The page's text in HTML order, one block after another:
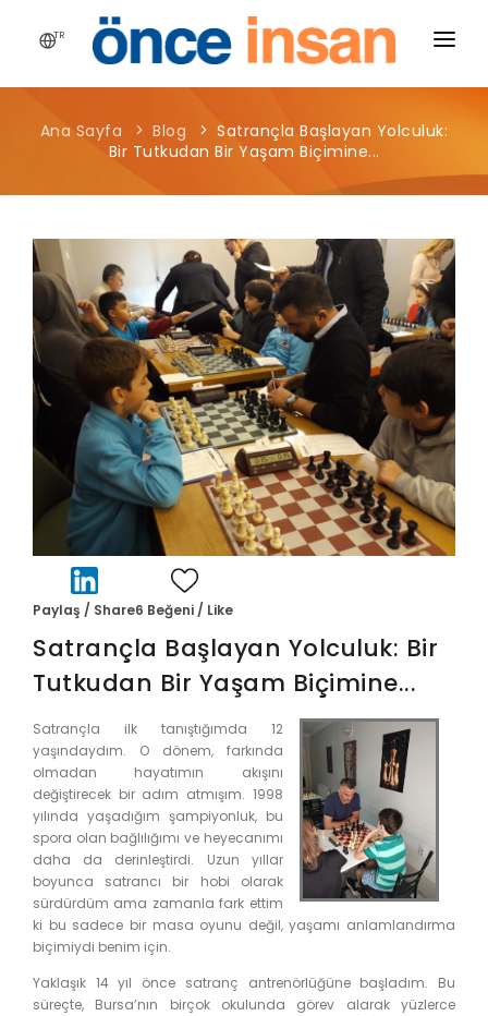
TR
HIKAYEMIZ
YAYINLARIMIZ
PROJELERIMIZ
HABERLER
BLOG
MEDYA
İLETIŞIM
Ana Sayfa Blog
Satrançla Başlayan Yolculuk:
Bir Tutkudan Bir Yaşam Biçimine...
Paylaş / Share6 Beğeni / Like
Satrançla Başlayan Yolculuk: Bir
Tutkudan Bir Yaşam Biçimine...
Satrançla ilk tanıştığımda 12
yaşındaydım. O dönem, farkında
olmadan hayatımın akışını
değiştirecek bir adım atmışım. 1998
yılında yaşadığım şampiyonluk, bu
spora olan bağlılığımı ve heyecanımı
daha da derinleştirdi. Uzun yıllar
boyunca satrancı bir hobi olarak
sürdürdüm ama zamanla fark ettim
ki bu sadece bir masa oyunu değil, yaşamı anlamlandırma
biçimiydi benim için.
Yaklaşık 14 yıl önce satranç antrenörlüğüne başladım. Bu
süreçte, Bursa’nın birçok okulunda görev alarak yüzlerce